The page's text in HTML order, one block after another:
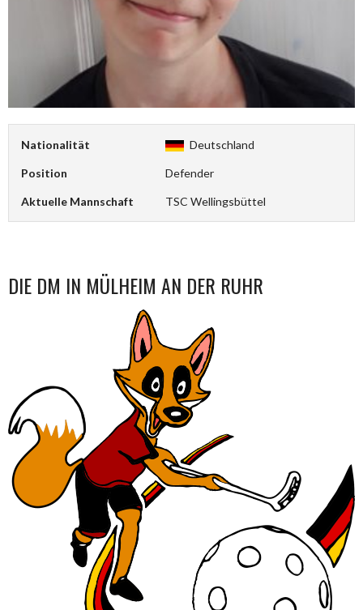
Nationalität Deutschland
Position Defender
Aktuelle Mannschaft TSC Wellingsbüttel
DIE DM IN MÜLHEIM AN DER RUHR